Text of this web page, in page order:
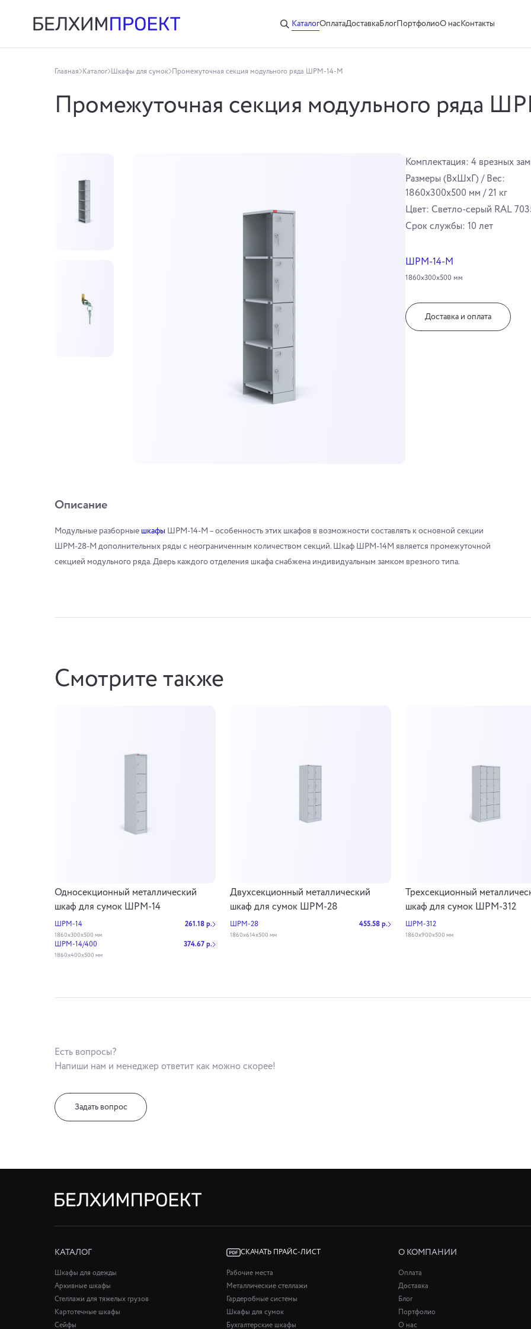
КаталогОплатаДоставкаБлогПортфолиоО насКонтакты
Главная Каталог Шкафы для сумок Промежуточная секция модульного ряда ШРМ-14-М
Промежуточная секция модульного ряда
Комплектация: 4 врезных
Размеры (ВхШхГ) / Вес:
1860x300x500 мм / 21 кг
Цвет: Светло-серый RAL
Cрок службы: 10 лет
ШРМ-14-М
1860х300х500 мм
Доставка и оплата
Описание
Модульные разборные шкафы ШРМ-14-М – особенность этих шкафов в возможности составлять к основной секции
ШРМ-28-М дополнительных ряды с неограниченным количеством секций. Шкаф ШРМ-14М является промежуточной
секцией модульного ряда. Дверь каждого отделения шкафа снабжена индивидуальным замком врезного типа.
Смотрите также
Односекционный металлический
шкаф для сумок ШРМ-14
ШРМ-14 261.18 р.
1860х300х500 мм
ШРМ-14/400 374.67 р.
1860х400х500 мм
Двухсекционный металлический
шкаф для сумок ШРМ-28
ШРМ-28 455.58 р.
1860х614х500 мм
Трехсекционный
шкаф для сумок ШРМ-312
ШРМ-312
1860х900х500 мм
Есть вопросы?
Напиши нам и менеджер ответит как можно скорее!
Задать вопрос
КАТАЛОГ СКАЧАТЬ ПРАЙС-ЛИСТ
Шкафы для одежды
Архивные шкафы
Стеллажи для тяжелых грузов
Картотечные шкафы
Сейфы
Рабочие места
Металлические стеллажи
Гардеробные системы
Шкафы для сумок
Бухгалтерские шкафы
О КОМПАНИИ
Оплата
Доставка
Блог
Портфолио
О нас